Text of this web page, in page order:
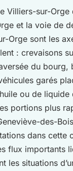
Villiers-sur-Orge
et la voie de
Orge sont les
: crevaisons
du bourg,
garés
ou de liquide
portions plus
des-
dans cette
flux importants
les situations